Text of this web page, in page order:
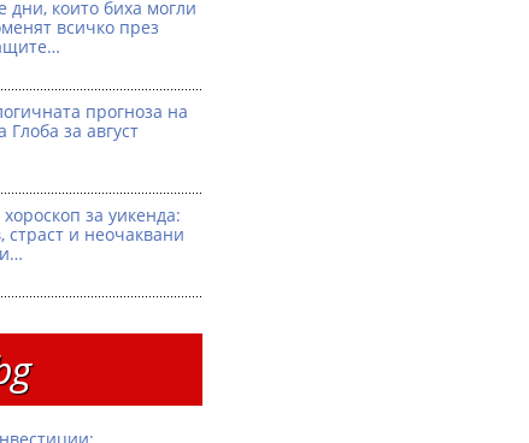
дни, които биха могли
всичко през
прогноза на
Глоба за август
за уикенда:
страст и неочаквани